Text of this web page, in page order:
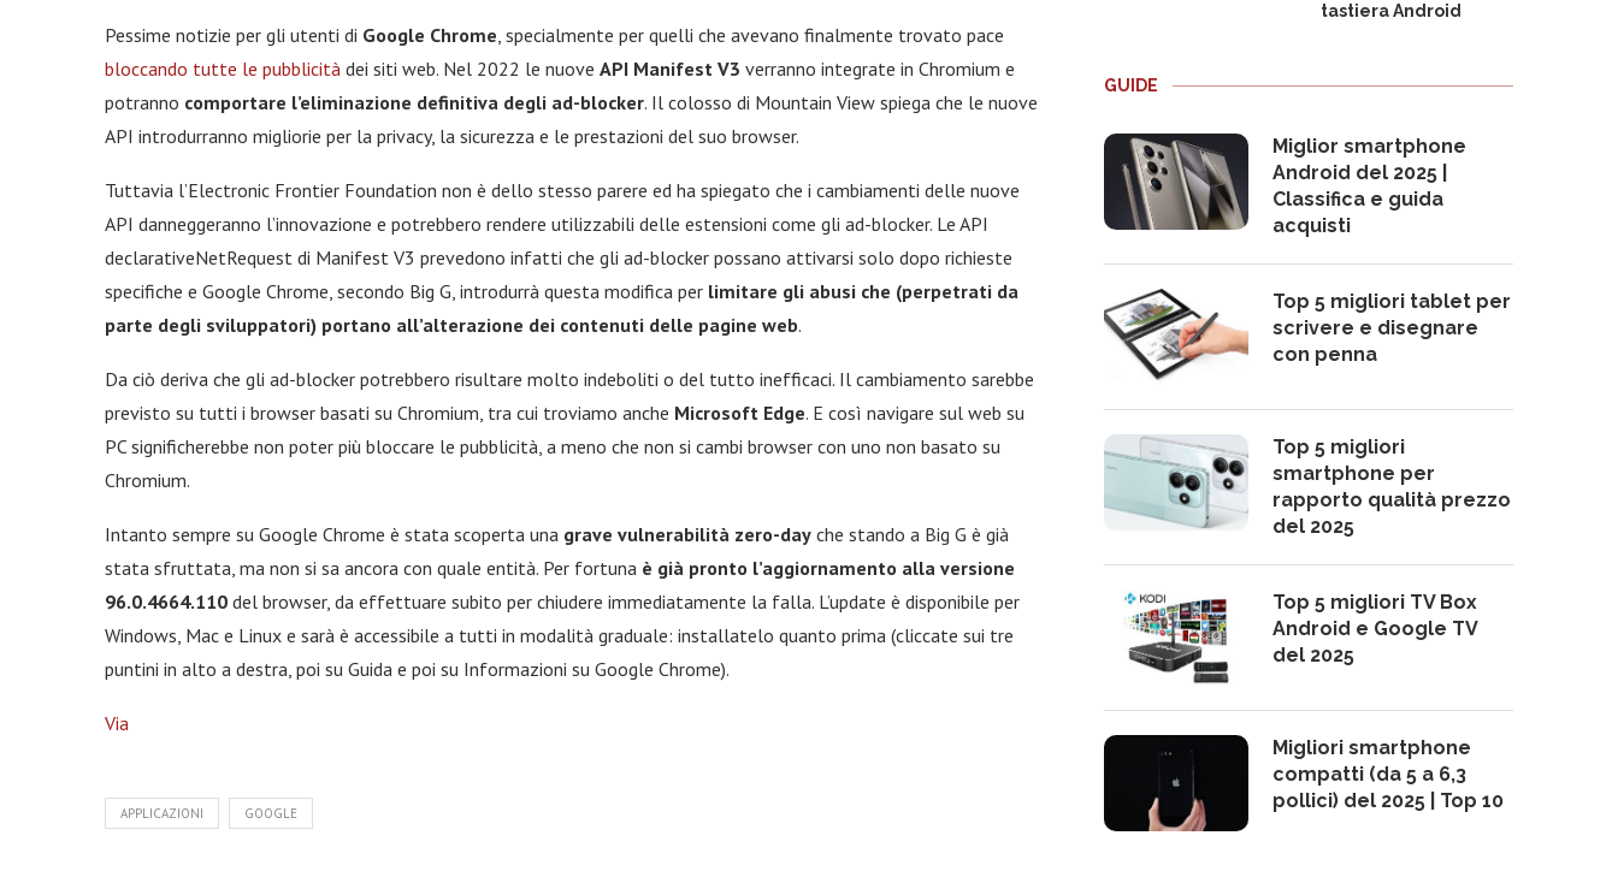
Pessime notizie per gli utenti di Google Chrome , specialmente per quelli che avevano finalmente trovato pace
bloccando tutte le pubblicità dei siti web. Nel 2022 le nuove API Manifest V3 verranno integrate in Chromium e
potranno comportare l’eliminazione definitiva degli ad-blocker. Il colosso di Mountain View spiega che le nuove
API introdurranno migliorie per la privacy, la sicurezza e le prestazioni del suo browser.
Tuttavia l’Electronic Frontier Foundation non è dello stesso parere ed ha spiegato che i cambiamenti delle nuove
API danneggeranno l’innovazione e potrebbero rendere utilizzabili delle estensioni come gli ad-blocker. Le API
declarativeNetRequest di Manifest V3 prevedono infatti che gli ad-blocker possano attivarsi solo dopo richieste
specifiche e Google Chrome, secondo Big G, introdurrà questa modifica per limitare gli abusi che (perpetrati da
parte degli sviluppatori) portano all’alterazione dei contenuti delle pagine web.
Da ciò deriva che gli ad-blocker potrebbero risultare molto indeboliti o del tutto inefficaci. Il cambiamento sarebbe
previsto su tutti i browser basati su Chromium, tra cui troviamo anche Microsoft Edge. E così navigare sul web su
PC significherebbe non poter più bloccare le pubblicità, a meno che non si cambi browser con uno non basato su
Chromium.
Intanto sempre su Google Chrome è stata scoperta una grave vulnerabilità zero-day che stando a Big G è già
stata sfruttata, ma non si sa ancora con quale entità. Per fortuna è già pronto l’aggiornamento alla versione
96.0.4664.110 del browser, da effettuare subito per chiudere immediatamente la falla. L’update è disponibile per
Windows, Mac e Linux e sarà è accessibile a tutti in modalità graduale: installatelo quanto prima (cliccate sui tre
puntini in alto a destra, poi su Guida e poi su Informazioni su Google Chrome).
Via
APPLICAZIONI GOOGLE
tastiera Android
GUIDE
Miglior smartphone
Android del 2025 |
Classifica e guida
acquisti
Top 5 migliori tablet per
scrivere e disegnare
con penna
Top 5 migliori
smartphone per
rapporto qualità prezzo
del 2025
Top 5 migliori TV Box
Android e Google TV
del 2025
Migliori smartphone
compatti (da 5 a 6,3
pollici) del 2025 | Top 10